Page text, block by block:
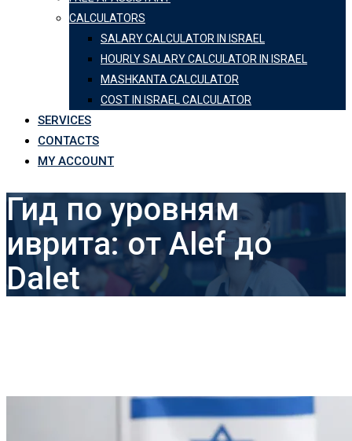
CALCULATORS
SALARY CALCULATOR IN ISRAEL
HOURLY SALARY CALCULATOR IN ISRAEL
MASHKANTA CALCULATOR
COST IN ISRAEL CALCULATOR
SERVICES
CONTACTS
MY ACCOUNT
Гид по уровням
иврита: от Alef до
Dalet